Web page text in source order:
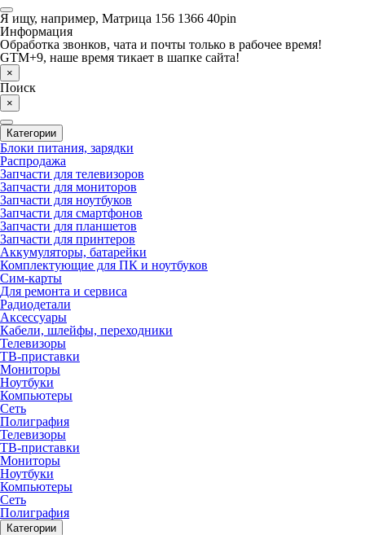
Я ищу, например, Матрица 156 1366 40pin
Информация
Обработка звонков, чата и почты только в рабочее время!
GTM+9, наше время тикает в шапке сайта!
×
Поиск
×
Категории
Блоки питания, зарядки
Распродажа
Запчасти для телевизоров
Запчасти для мониторов
Запчасти для ноутбуков
Запчасти для смартфонов
Запчасти для планшетов
Запчасти для принтеров
Аккумуляторы, батарейки
Комплектующие для ПК и ноутбуков
Сим-карты
Для ремонта и сервиса
Радиодетали
Аксессуары
Кабели, шлейфы, переходники
Телевизоры
ТВ-приставки
Мониторы
Ноутбуки
Компьютеры
Сеть
Полиграфия
Телевизоры
ТВ-приставки
Мониторы
Ноутбуки
Компьютеры
Сеть
Полиграфия
Категории